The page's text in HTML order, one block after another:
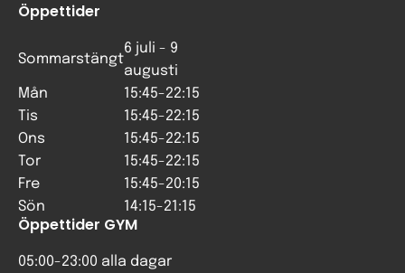
Öppettider
Sommarstängt
6 juli - 9
augusti
Mån
15:45-22:15
Tis
15:45-22:15
Ons
15:45-22:15
Tor
15:45-22:15
Fre
15:45-20:15
Sön
14:15-21:15
Öppettider GYM
05:00-23:00 alla dagar